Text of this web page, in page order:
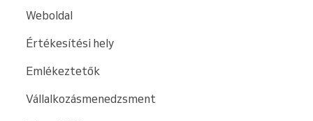
Weboldal
Értékesítési hely
Emlékeztetők
Vállalkozásmenedzsment